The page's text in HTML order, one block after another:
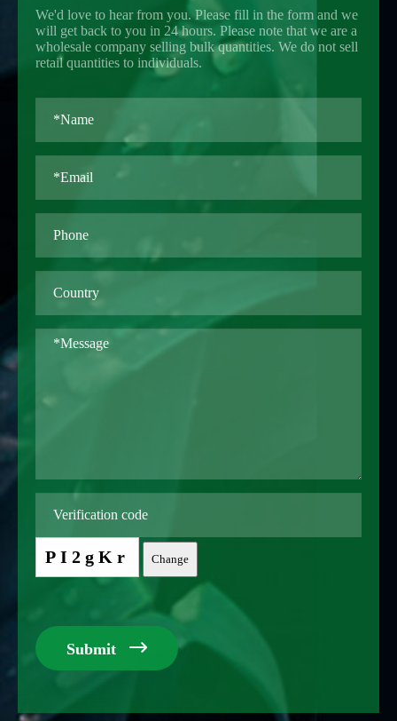
We'd love to hear from you. Please fill in the form and we
will get back to you in 24 hours. Please note that we are a
wholesale company selling bulk quantities. We do not sell
retail quantities to individuals.
PI2gKr Change
Submit 